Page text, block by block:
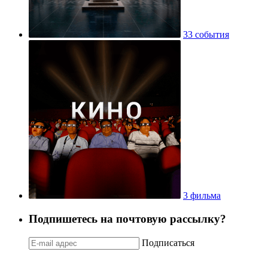
33 события
3 фильма
Подпишетесь на почтовую рассылку?
Подписаться